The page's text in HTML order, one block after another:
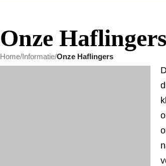
Onze Haflingers
Home/Informatie/Onze Haflingers